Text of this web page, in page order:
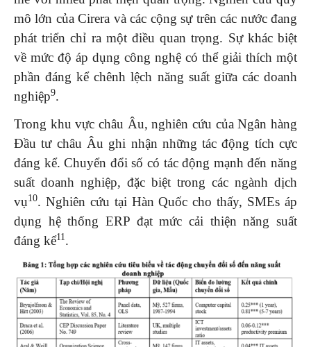
mô lớn của Cirera và các cộng sự trên các nước đang
phát triển chỉ ra một điều quan trọng. Sự khác biệt
về mức độ áp dụng công nghệ có thể giải thích một
phần đáng kể chênh lệch năng suất giữa các doanh
nghiệp9.
Trong khu vực châu Âu, nghiên cứu của Ngân hàng
Đầu tư châu Âu ghi nhận những tác động tích cực
đáng kể. Chuyển đổi số có tác động mạnh đến năng
suất doanh nghiệp, đặc biệt trong các ngành dịch
vụ 10. Nghiên cứu tại Hàn Quốc cho thấy, SMEs áp
dụng hệ thống ERP đạt mức cải thiện năng suất
đáng kể11 .